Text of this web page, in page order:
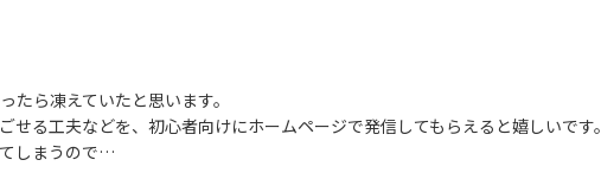
たら凍えていたと思います。
る工夫などを、初心者向けにホームページで発信してもらえると嬉しいです。
しまうので…